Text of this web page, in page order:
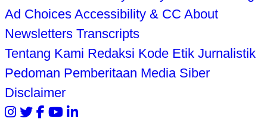
Ad Choices Accessibility & CC About
Newsletters Transcripts
Tentang Kami Redaksi Kode Etik Jurnalistik
Pedoman Pemberitaan Media Siber
Disclaimer